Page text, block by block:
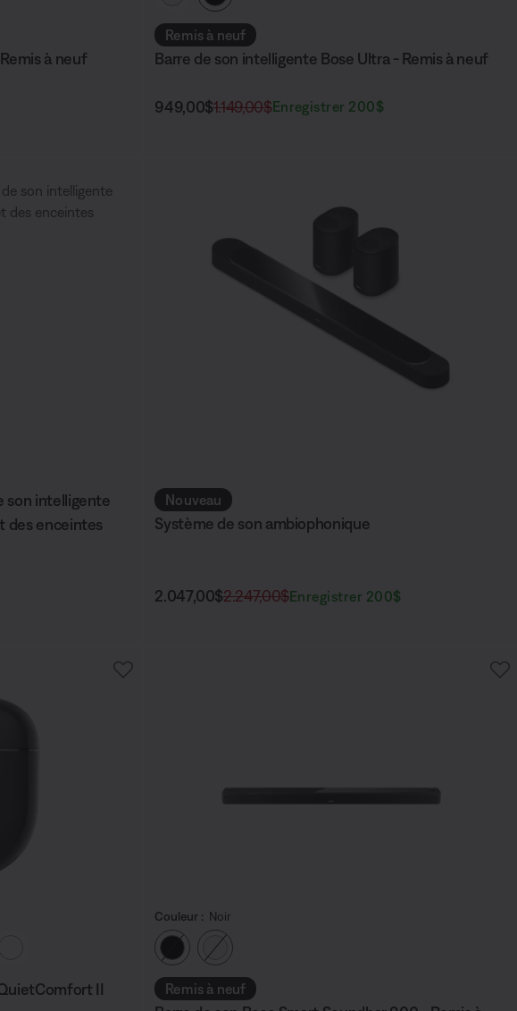
à neuf
Remis à neuf
Barre de son intelligente Bose Ultra - Remis à neuf
Prix actuel :
949,00$Prix original :
1.149,00$Enregistrer 200$
son intelligente
des enceintes
Nouveau
Système de son ambiophonique
Prix actuel :
2.047,00$Prix original :
2.247,00$Enregistrer 200$
II
Couleur : Noir
Choisissez la couleur
Remis à neuf